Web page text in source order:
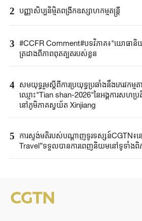
2 បញ្ញាសិប្បនិម្មិត​ពង្រីក​​ឧស្សាហកម្ម​តន្ត្រី​
3 #CCFR Comment#បទវិភាគ៖"យោធានិ
ត្រដាងពីភាពពុតត្បុតរបស់ខ្លួន
4 សមយុទ្ធរួមស្តីពីការប្រយុទ្ធប្រឆាំងនឹងភេរវក
ឈ្មោះ"Tian shan-2026"នៃអង្គការសហប្រតិប
នៅភូមិភាគស្វយ័ត Xinjiang
5
ការស្ទង់មតិរបស់បណ្តាញទូរទស្សន៍CGTN៖នៅ
Travel”ទទួលបានការពេញនិយមនៅទូទាំង